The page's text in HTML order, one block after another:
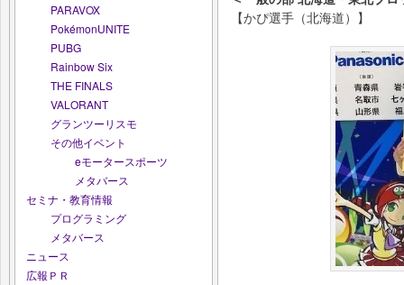
PARAVOX
PokémonUNITE
PUBG
Rainbow Six
THE FINALS
VALORANT
グランツーリスモ
その他イベント
eモータースポーツ
メタバース
セミナ・教育情報
プログラミング
メタバース
ニュース
広報ＰＲ
【かぴ選手（北海道）】